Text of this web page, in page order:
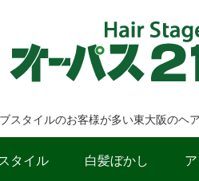
スタイルのお客様が多い東大阪のヘ
タイル 白髪ぼかし